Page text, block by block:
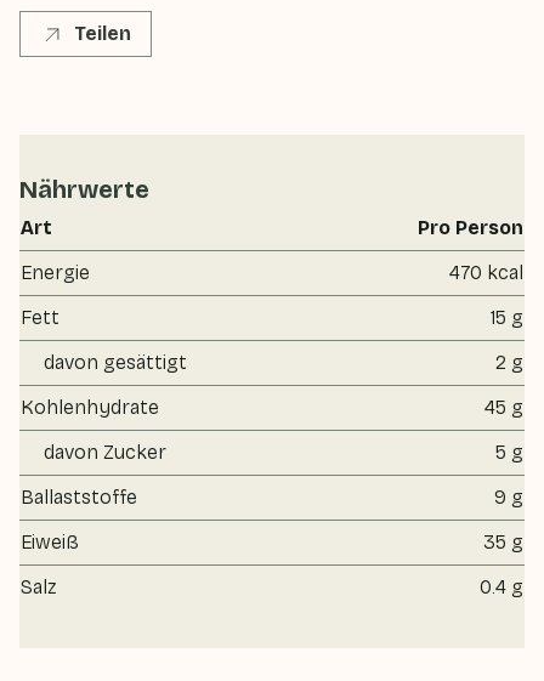
Teilen
Nährwerte
Art
Pro Person
Energie
470 kcal
Fett
15 g
davon gesättigt
2 g
Kohlenhydrate
45 g
davon Zucker
5 g
Ballaststoffe
9 g
Eiweiß
35 g
Salz
0.4 g